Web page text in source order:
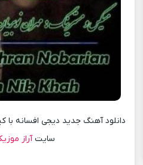
سایتآراز